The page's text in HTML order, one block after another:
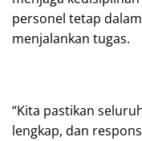
personel tetap
menjalankan tugas.
“Kita pastikan
lengkap, dan